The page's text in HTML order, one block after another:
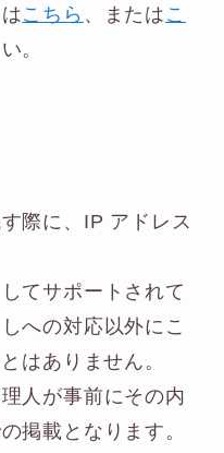
こちら 、または こ
。
際に、IP アドレス
てサポートされて
への対応以外にこ
はありません。
人が事前にその内
掲載となります。